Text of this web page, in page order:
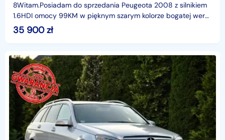
8Witam.Posiadam do sprzedania Peugeota 2008 z silnikiem
1.6HDI omocy 99KM w pięknym szarym kolorze bogatej wersji
wyposażenia CROSSWEY i z rewelacyjnym Silnikie
35 900zł